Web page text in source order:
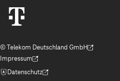
© Telekom Deutschland GmbH
(Der Link wird in einem neuen Tab geöffnet)
Impressum
(Der Link wird in einem neuen Tab geöffnet)
Datenschutz
(Der Link wird in einem neuen Tab geöffnet)